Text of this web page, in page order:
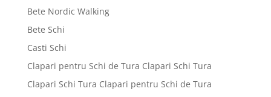
Bete Nordic Walking
Bete Schi
Casti Schi
Clapari pentru Schi de Tura Clapari Schi Tura
Clapari Schi Tura Clapari pentru Schi de Tura